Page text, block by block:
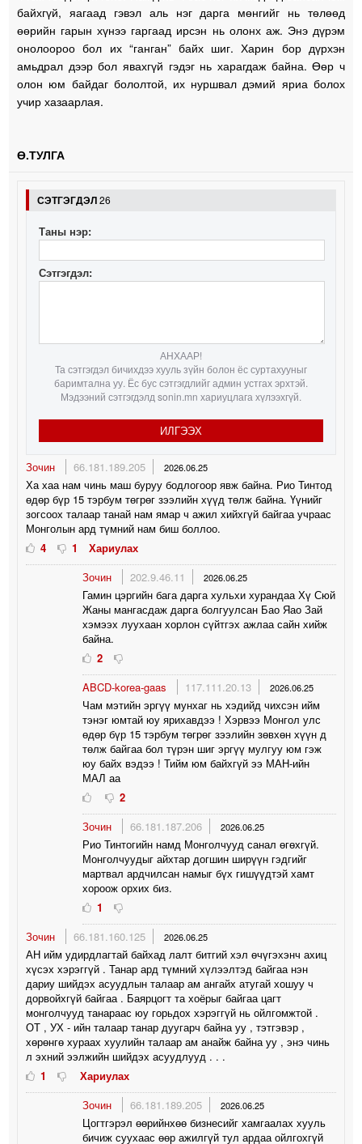
байхгүй, яагаад гэвэл аль нэг дарга мөнгийг нь төлөөд
өөрийн гарын хүнээ гаргаад ирсэн нь олонх аж. Энэ дүрэм
онолоороо бол их “ганган” байх шиг. Харин бор дүрхэн
амьдрал дээр бол явахгүй гэдэг нь харагдаж байна. Өөр ч
олон юм байдаг бололтой, их нуршвал дэмий яриа болох
учир хазаарлая.
Ө.ТУЛГА
СЭТГЭГДЭЛ26
Таны нэр:
Сэтгэгдэл:
АНХААР!
Та сэтгэгдэл бичихдээ хууль зүйн болон ёс суртахууныг
баримтална уу. Ёс бус сэтгэгдлийг админ устгах эрхтэй.
Мэдээний сэтгэгдэлд sonin.mn хариуцлага хүлээхгүй.
ИЛГЭЭХ
Зочин 66.181.189.205 2026.06.25
Ха хаа нам чинь маш буруу бодлогоор явж байна. Рио Тинтод
өдөр бүр 15 тэрбум төгрөг зээлийн хүүд төлж байна. Үүнийг
зогсоох талаар танай нам ямар ч ажил хийхгүй байгаа учраас
Монголын ард түмний нам биш боллоо.
4
1
Хариулах
Зочин
202.9.46.11 2026.06.25
Гамин цэргийн бага дарга хульхи хурандаа Хү Сюй
Жаны мангасдаж дарга болгуулсан Бао Яао Зай
хэмээх луухаан хорлон сүйтгэх ажлаа сайн хийж
байна.
2
ABCD-korea-gaas
117.111.20.13 2026.06.25
Чам мэтийн эргүү мунхаг нь хэдийд чихсэн ийм
тэнэг юмтай юу ярихавдээ ! Хэрвээ Монгол улс
өдөр бүр 15 тэрбум төгрөг зээлийн зөвхөн хүүн д
төлж байгаа бол түрэн шиг эргүү мулгуу юм гэж
юу байх вэдээ ! Тийм юм байхгүй ээ МАН-ийн
МАЛ аа
2
Зочин
66.181.187.206 2026.06.25
Рио Тинтогийн намд Монголчууд санал өгөхгүй.
Монголчуудыг айхтар догшин ширүүн гэдгийг
мартвал ардчилсан намыг бүх гишүүдтэй хамт
хороож орхих биз.
1
Зочин
66.181.160.125 2026.06.25
АН ийм удирдлагтай байхад лалт битгий хэл өчүгэхэнч ахиц
хүсэх хэрэггүй . Танар ард түмний хүлээлтэд байгаа нэн
дариу шийдэх асуудлын талаар ам ангайх атугай хошуу ч
дорвойхгүй байгаа . Баярцогт та хоёрыг байгаа цагт
монголчууд танараас юу горьдох хэрэггүй нь ойлгомжтой .
ОТ , УХ - ийн талаар танар дуугарч байна уу , тэтгэвэр ,
хөрөнгө хураах хуулийн талаар ам анайж байна уу , энэ чинь
л эхний ээлжийн шийдэх асуудлууд . . .
1
Хариулах
Зочин
66.181.189.205 2026.06.25
Цогтгэрэл өөрийнхөө бизнесийг хамгаалах хууль
бичиж суухаас өөр ажилгүй тул ардаа ойлгохгүй